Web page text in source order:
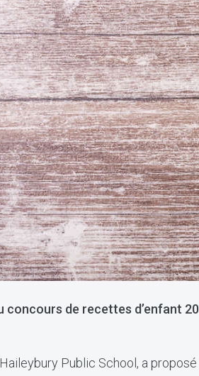
concours de recettes d’enfant
Public School, a